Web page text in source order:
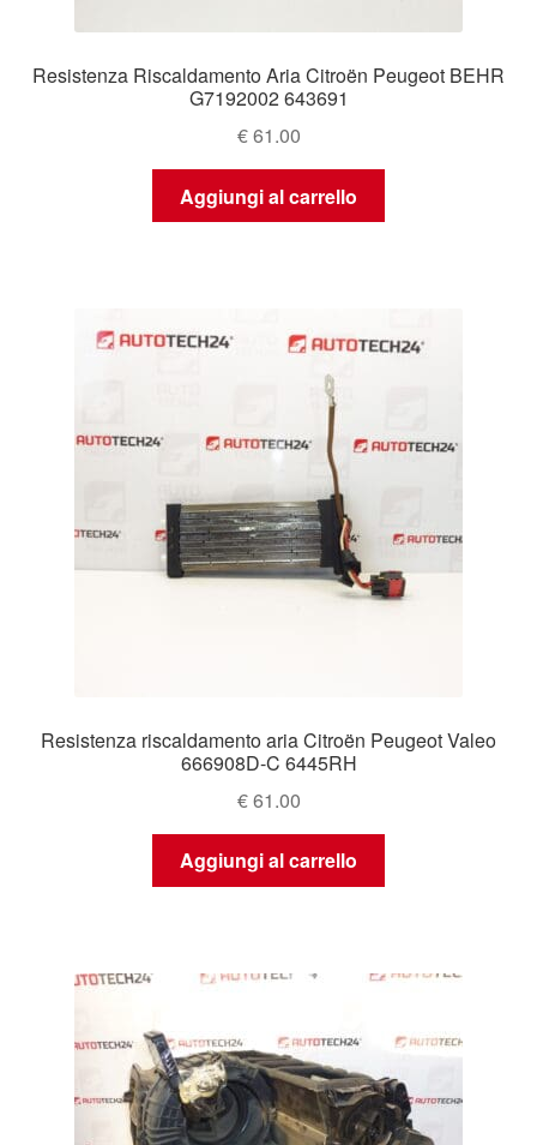
Resistenza Riscaldamento Aria Citroën Peugeot BEHR
G7192002 643691
€61.00
Aggiungi al carrello
Resistenza riscaldamento aria Citroën Peugeot Valeo
666908D-C 6445RH
€61.00
Aggiungi al carrello